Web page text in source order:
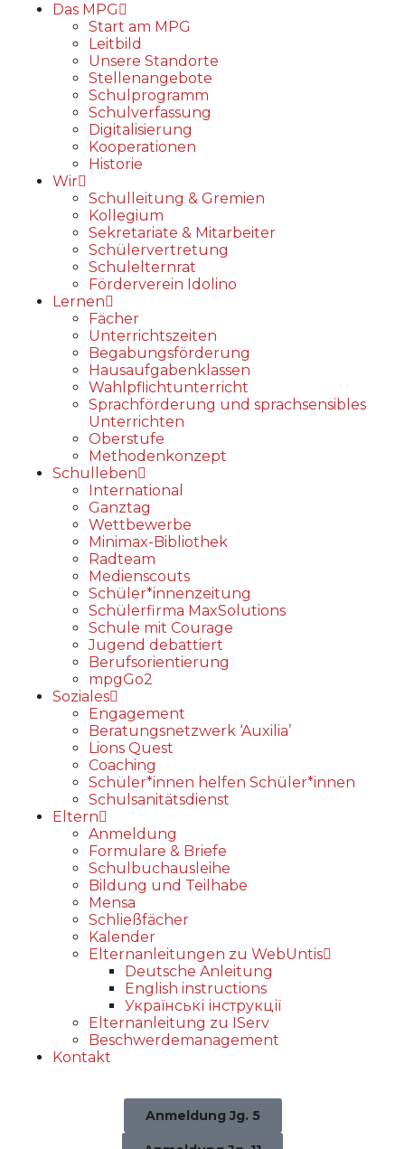
Das MPG
Start am MPG
Leitbild
Unsere Standorte
Stellenangebote
Schulprogramm
Schulverfassung
Digitalisierung
Kooperationen
Historie
Wir
Schulleitung & Gremien
Kollegium
Sekretariate & Mitarbeiter
Schülervertretung
Schulelternrat
Förderverein Idolino
Lernen
Fächer
Unterrichtszeiten
Begabungs­förderung
Hausaufgabenklassen
Wahlpflichtunterricht
Sprachförderung und sprachsensibles
Unterrichten
Oberstufe
Methodenkonzept
Schulleben
International
Ganztag
Wettbewerbe
Minimax-Bibliothek​
Radteam
Medienscouts
Schüler*innenzeitung
Schülerfirma MaxSolutions
Schule mit Courage
Jugend debattiert
Berufsorientierung
mpgGo2
Soziales
Engagement
Beratungsnetzwerk ‘Auxilia’
Lions Quest
Coaching
Schüler*innen helfen Schüler*innen
Schulsanitätsdienst
Eltern
Anmeldung
Formulare & Briefe
Schulbuchausleihe
Bildung und Teilhabe
Mensa
Schließfächer
Kalender
Elternanleitungen zu WebUntis
Deutsche Anleitung
English instructions
Українські інструкції
Elternanleitung zu IServ
Beschwerdemanagement
Kontakt
Anmeldung Jg. 5